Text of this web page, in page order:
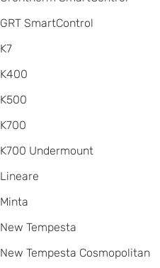
GRT SmartControl
K7
K400
K500
K700
K700 Undermount
Lineare
Minta
New Tempesta
New Tempesta Cosmopolitan